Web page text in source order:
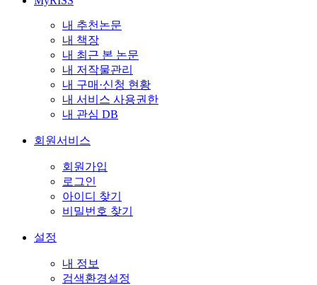
내 추천논문
내 책장
내 최근 본 논문
내 저작물관리
내 구매·신청 현황
내 서비스 사용권한
내 관심 DB
회원서비스
회원가입
로그인
아이디 찾기
비밀번호 찾기
설정
내 정보
검색환경설정